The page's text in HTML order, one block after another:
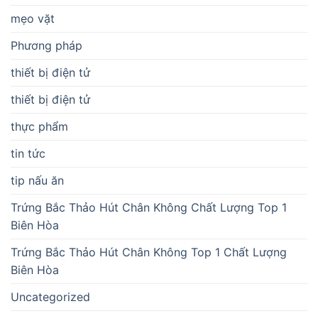
mẹo vặt
Phương pháp
thiết bị điện tử
thiết bị điện tử
thực phẩm
tin tức
tip nấu ăn
Trứng Bắc Thảo Hút Chân Không Chất Lượng Top 1
Biên Hòa
Trứng Bắc Thảo Hút Chân Không Top 1 Chất Lượng
Biên Hòa
Uncategorized